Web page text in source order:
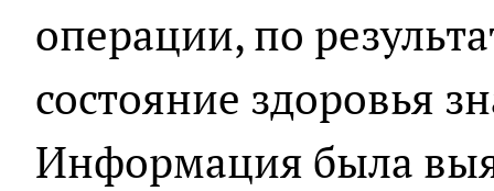
операции, по
состояние здоровья
Информация была